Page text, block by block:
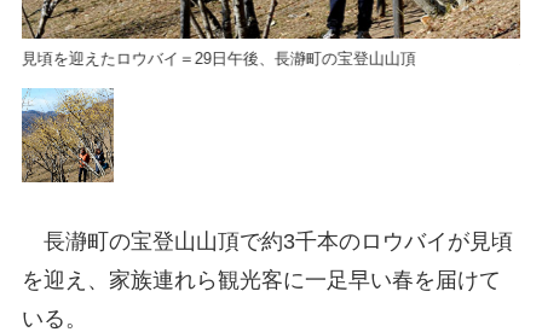
見頃を迎えたロウバイ＝29日午後、長瀞町の宝登山山頂
長瀞町の宝登山山頂で約3千本のロウバイが見頃
を迎え、家族連れら観光客に一足早い春を届けて
いる。